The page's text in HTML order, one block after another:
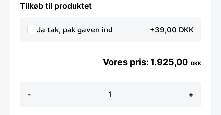
Tilkøb til produktet
Ja tak, pak gaven ind +39,00 DKK
-
infrarød
+
1.925,00 DKK